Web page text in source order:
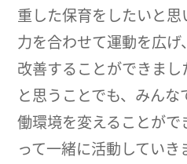
重した保育をしたいと
力を合わせて運動を広
改善することができま
と思うことでも、みん
働環境を変えることが
って一緒に活動していき